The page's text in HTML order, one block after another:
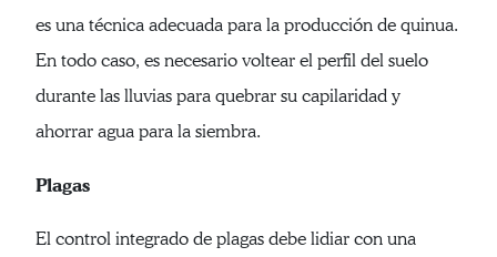
es una técnica adecuada para la producción de quinua.
En todo caso, es necesario voltear el perfil del suelo
durante las lluvias para quebrar su capilaridad y
ahorrar agua para la siembra.
Plagas
El control integrado de plagas debe lidiar con una